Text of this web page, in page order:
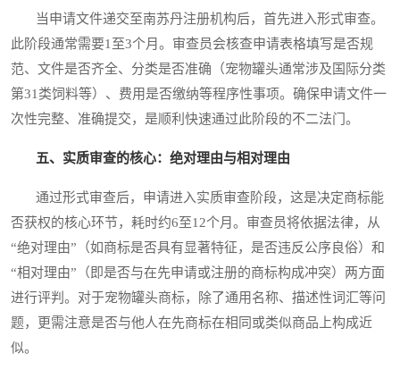
当申请文件递交至南苏丹注册机构后，首先进入形式审查。
此阶段通常需要1至3个月。审查员会核查申请表格填写是否规
范、文件是否齐全、分类是否准确（宠物罐头通常涉及国际分类
第31类饲料等）、费用是否缴纳等程序性事项。确保申请文件一
次性完整、准确提交，是顺利快速通过此阶段的不二法门。
五、实质审查的核心：绝对理由与相对理由
通过形式审查后，申请进入实质审查阶段，这是决定商标能
否获权的核心环节，耗时约6至12个月。审查员将依据法律，从
“绝对理由”（如商标是否具有显著特征，是否违反公序良俗）和
“相对理由”（即是否与在先申请或注册的商标构成冲突）两方面
进行评判。对于宠物罐头商标，除了通用名称、描述性词汇等问
题，更需注意是否与他人在先商标在相同或类似商品上构成近
似。